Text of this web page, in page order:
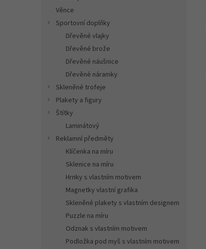
Věnce
Sportovní doplňky
Dřevěné vlajky
Dřevěné brože
Dřevěné náušnice
Dřevěné náramky
Skleněné trofeje
Plakety a figury
Štítky
Laminátový
Reklamní předměty
Klíčenka na míru
Sklenice na míru
Hrnky s vlastním motivem
Magnetky vlastní grafika
Skleněné plakety s vlastním designem
Puzzle na míru
Odznak s vlastním motivem
Podložka pod myš s vlastním motivem